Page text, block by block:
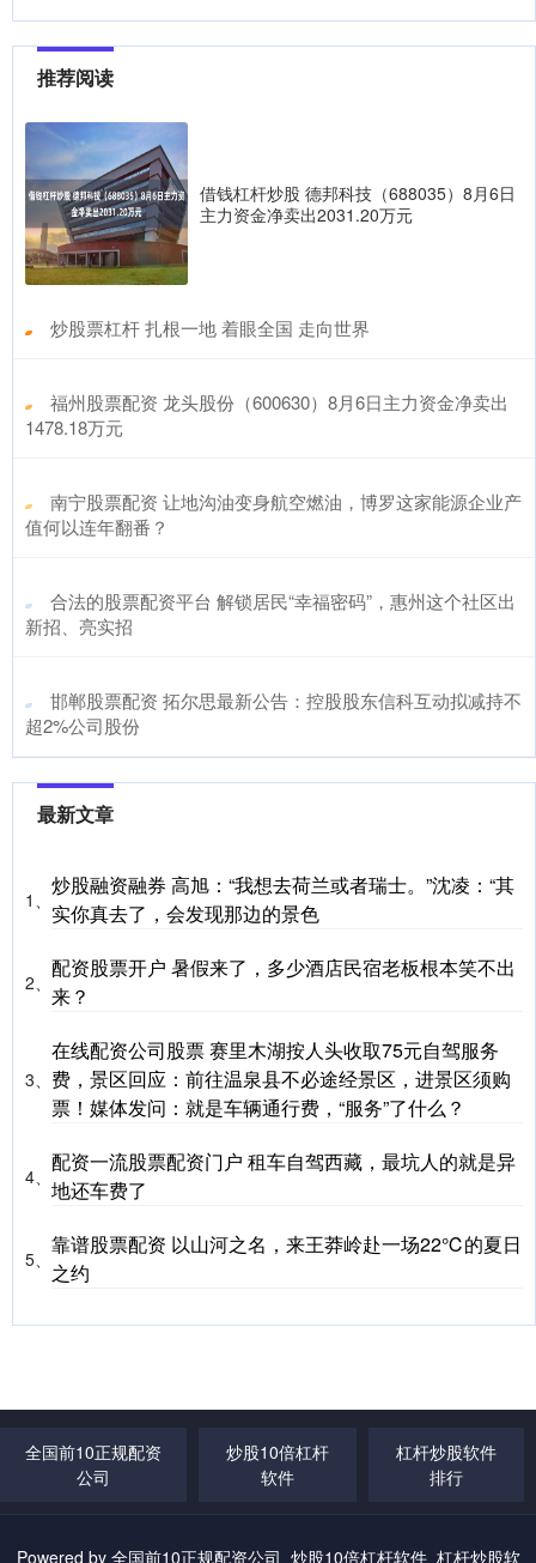
推荐阅读
借钱杠杆炒股 德邦科技（688035）8月6日
主力资金净卖出2031.20万元
​炒股票杠杆 扎根一地 着眼全国 走向世界
​福州股票配资 龙头股份（600630）8月6日主力资金净卖出
1478.18万元
​南宁股票配资 让地沟油变身航空燃油，博罗这家能源企业产
值何以连年翻番？
​合法的股票配资平台 解锁居民“幸福密码”，惠州这个社区出
新招、亮实招
​邯郸股票配资 拓尔思最新公告：控股股东信科互动拟减持不
超2%公司股份
最新文章
1、
炒股融资融券 高旭：“我想去荷兰或者瑞士。”沈凌：“其
实你真去了，会发现那边的景色
2、
配资股票开户 暑假来了，多少酒店民宿老板根本笑不出
来？
3、
在线配资公司股票 赛里木湖按人头收取75元自驾服务
费，景区回应：前往温泉县不必途经景区，进景区须购
票！媒体发问：就是车辆通行费，“服务”了什么？
4、
配资一流股票配资门户 租车自驾西藏，最坑人的就是异
地还车费了
5、
靠谱股票配资 以山河之名，来王莽岭赴一场22℃的夏日
之约
全国前10正规配资
公司
炒股10倍杠杆
软件
杠杆炒股软件
排行
Powered by 全国前10正规配资公司_炒股10倍杠杆软件_杠杆炒股软